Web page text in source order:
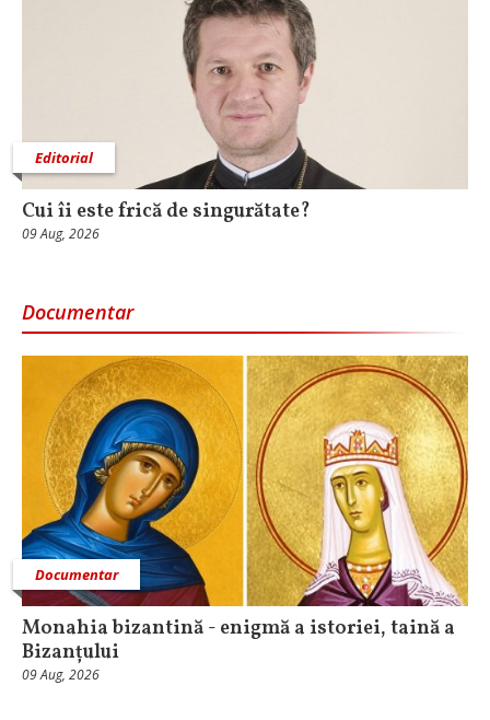
Editorial
Cui îi este frică de singurătate?
09 Aug, 2026
Documentar
Documentar
Monahia bizantină - enigmă a istoriei, taină a
Bizanțului
09 Aug, 2026